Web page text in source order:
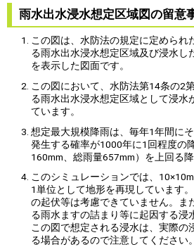
雨水出水浸水想定区域図の留意
この図は、水防法の規定に定められ
る雨水出水浸水想定区域及び浸水し
を表示した図面です。
この図において、水防法第14条の2
る雨水出水浸水想定区域として浸水
ています。
想定最大規模降雨は、毎年1年間に
発生する確率が1000年に1回程度の
160mm、総雨量657mm）を上回る降
このシミュレーションでは、
1単位として地形を再現しています
の起伏等は考慮できていません。ま
る雨水ますの詰まり等に起因する浸
この図で想定される浸水は、実際の
る場合があるので注意してください。